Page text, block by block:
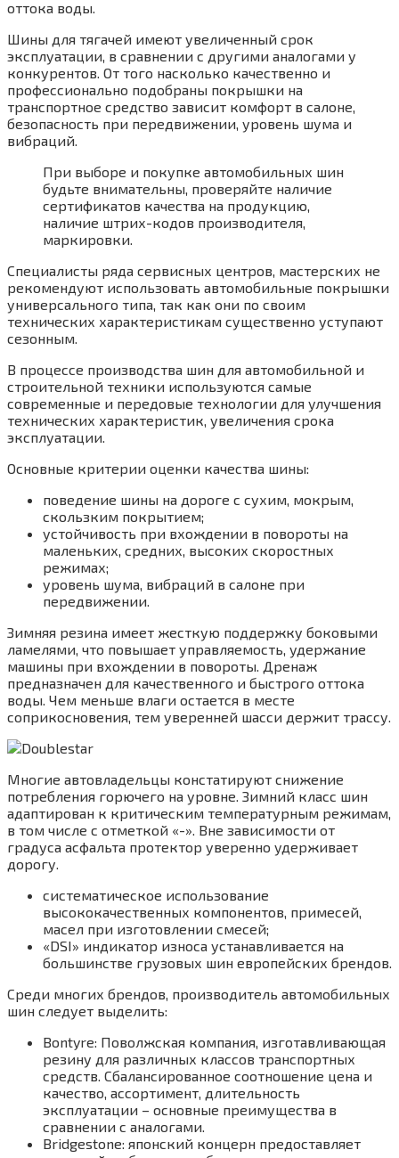
оттока воды.
Шины для тягачей имеют увеличенный срок
эксплуатации, в сравнении с другими аналогами у
конкурентов. От того насколько качественно и
профессионально подобраны покрышки на
транспортное средство зависит комфорт в салоне,
безопасность при передвижении, уровень шума и
вибраций.
При выборе и покупке автомобильных шин
будьте внимательны, проверяйте наличие
сертификатов качества на продукцию,
наличие штрих-кодов производителя,
маркировки.
Специалисты ряда сервисных центров, мастерских не
рекомендуют использовать автомобильные покрышки
универсального типа, так как они по своим
технических характеристикам существенно уступают
сезонным.
В процессе производства шин для автомобильной и
строительной техники используются самые
современные и передовые технологии для улучшения
технических характеристик, увеличения срока
эксплуатации.
Основные критерии оценки качества шины:
поведение шины на дороге с сухим, мокрым,
скользким покрытием;
устойчивость при вхождении в повороты на
маленьких, средних, высоких скоростных
режимах;
уровень шума, вибраций в салоне при
передвижении.
Зимняя резина имеет жесткую поддержку боковыми
ламелями, что повышает управляемость, удержание
машины при вхождении в повороты. Дренаж
предназначен для качественного и быстрого оттока
воды. Чем меньше влаги остается в месте
соприкосновения, тем уверенней шасси держит трассу.
Многие автовладельцы констатируют снижение
потребления горючего на уровне. Зимний класс шин
адаптирован к критическим температурным режимам,
в том числе с отметкой «-». Вне зависимости от
градуса асфальта протектор уверенно удерживает
дорогу.
систематическое использование
высококачественных компонентов, примесей,
масел при изготовлении смесей;
«DSI» индикатор износа устанавливается на
большинстве грузовых шин европейских брендов.
Среди многих брендов, производитель автомобильных
шин следует выделить:
Bontyre: Поволжская компания, изготавливающая
резину для различных классов транспортных
средств. Сбалансированное соотношение цена и
качество, ассортимент, длительность
эксплуатации – основные преимущества в
сравнении с аналогами.
Bridgestone: японский концерн предоставляет